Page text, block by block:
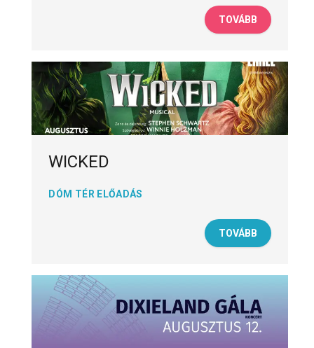
TOVÁBB
WICKED
DÓM TÉR ELŐADÁS
TOVÁBB